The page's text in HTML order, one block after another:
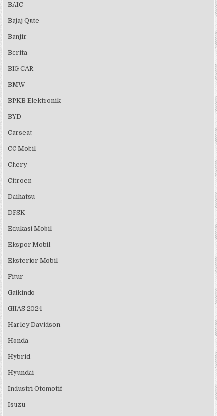
BAIC
Bajaj Qute
Banjir
Berita
BIG CAR
BMW
BPKB Elektronik
BYD
Carseat
CC Mobil
Chery
Citroen
Daihatsu
DFSK
Edukasi Mobil
Ekspor Mobil
Eksterior Mobil
Fitur
Gaikindo
GIIAS 2024
Harley Davidson
Honda
Hybrid
Hyundai
Industri Otomotif
Isuzu